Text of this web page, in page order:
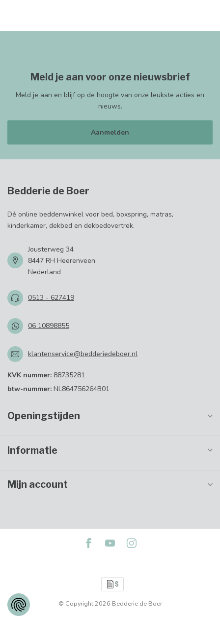
Meld je aan voor onze nieuwsbrief
Meld je aan en blijf op de hoogte van onze leukste acties en
nieuws.
Aanmelden
Bedderie de Boer
Dé online beddenwinkel voor bed, boxspring, matras,
kinderkamer, dekbed en dekbedovertrek.
Jousterweg 34
8447 RH Heerenveen
Nederland
0513 - 627419
06 10898855
klantenservice@bedderiedeboer.nl
KVK nummer: 88735281
btw-nummer: NL864756264B01
Openingstijden
Informatie
Mijn account
© Copyright 2026 Bedderie de Boer